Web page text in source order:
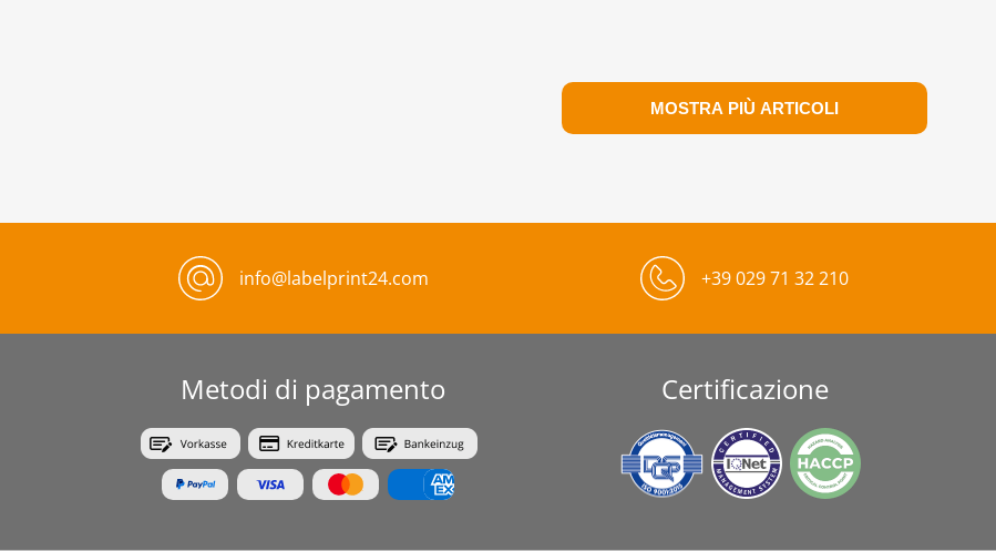
MOSTRA PIÙ ARTICOLI
info@labelprint24.com +39 029 71 32 210
Metodi di pagamento Certificazione